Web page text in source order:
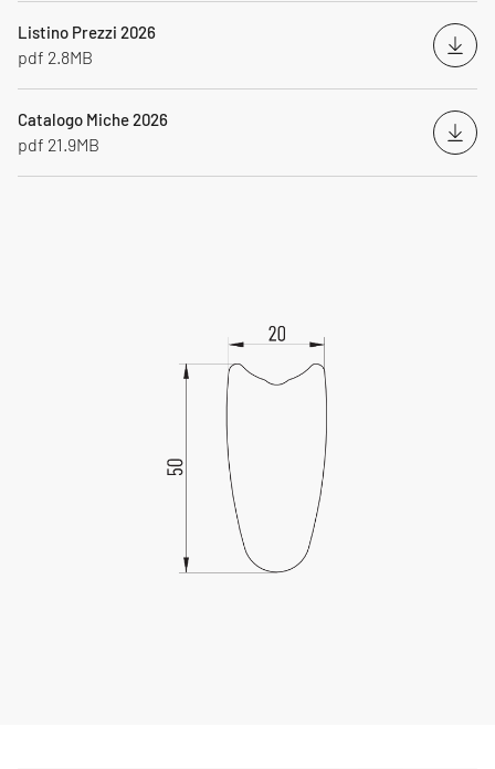
Listino Prezzi 2026
pdf 2.8MB
Catalogo Miche 2026
pdf 21.9MB